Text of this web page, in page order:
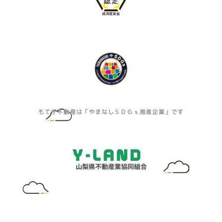
もてぎ不動産は「やまなしＳＤＧｓ推進企業」です